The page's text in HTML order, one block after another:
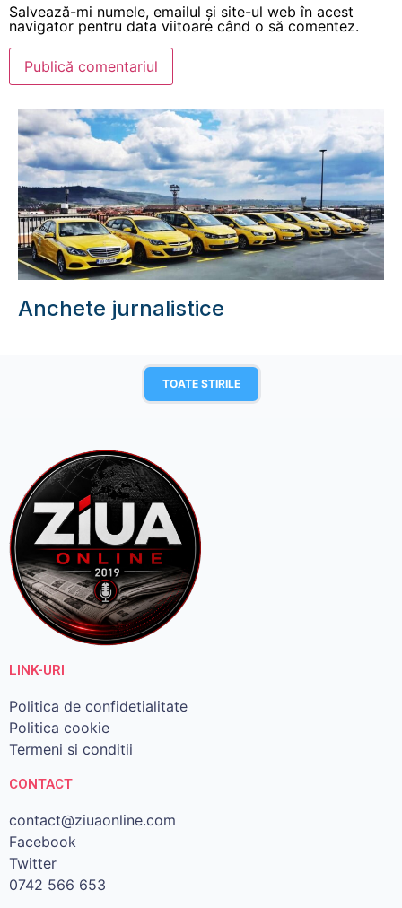
Salvează-mi numele, emailul și site-ul web în acest
navigator pentru data viitoare când o să comentez.
Anchete jurnalistice
TOATE STIRILE
LINK-URI
Politica de confidetialitate
Politica cookie
Termeni si conditii
CONTACT
contact@ziuaonline.com
Facebook
Twitter
0742 566 653